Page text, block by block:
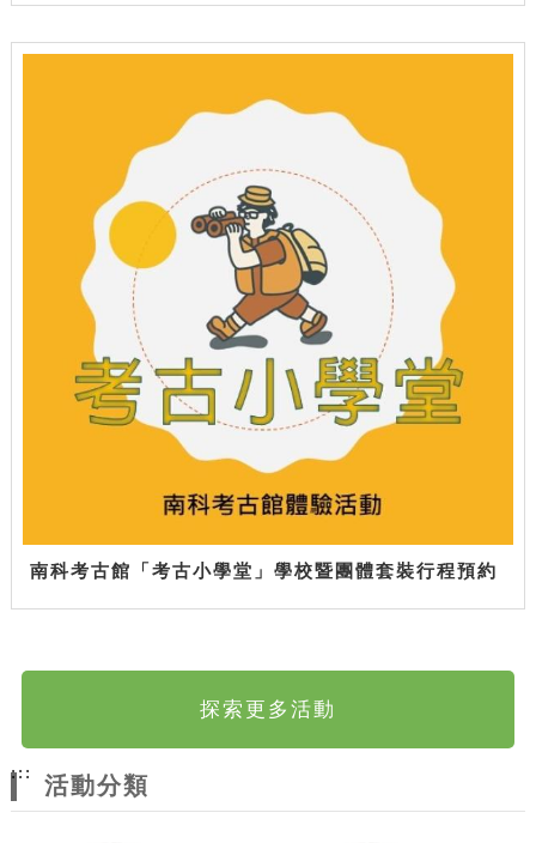
南科考古館「考古小學堂」學校暨團體套裝行程預約
探索更多活動
:::
活動分類